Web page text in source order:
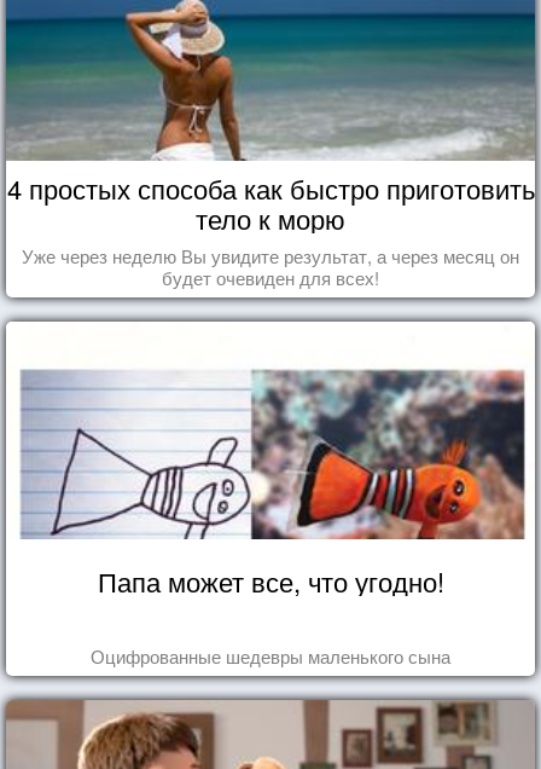
4 простых способа как быстро приготовить
тело к морю
Уже через неделю Вы увидите результат, а через месяц он
будет очевиден для всех!
Папа может все, что угодно!
Оцифрованные шедевры маленького сына